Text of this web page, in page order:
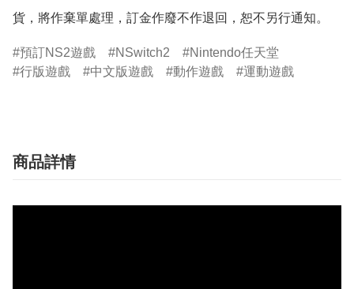
貨，將作棄單處理，訂金作廢不作退回，恕不另行通知。
預訂NS2遊戲 NSwitch2
Nintendo任天堂
行版遊戲
中文版遊戲 動作遊戲 運動遊戲
商品詳情